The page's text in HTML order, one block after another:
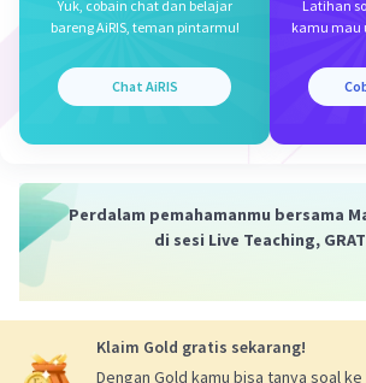
Yuk, cobain chat dan belajar
bareng AiRIS, teman pintarmu!
Chat AiRIS
Latihan
kamu mau
Perdalam pemahamanmu bersama
di sesi Live Teaching,
Klaim Gold gratis sekarang!
Dengan Gold kamu bisa tanya soal ke